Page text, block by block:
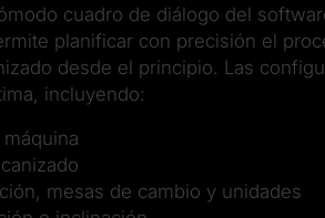
cuadro de diálogo del
planificar con precisión el
desde el principio. Las
incluyendo:
mesas de cambio y unidades